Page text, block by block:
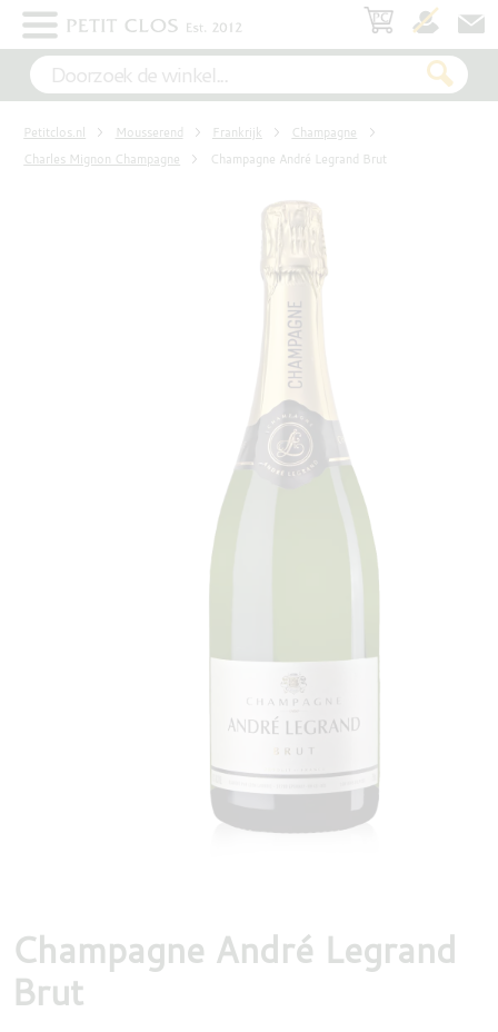
WIT
ROSÉ
Petitclos.nl Mousserend Frankrijk
Champagne
Charles Mignon Champagne
Champagne André Legrand Brut
Champagne André Legrand
Brut